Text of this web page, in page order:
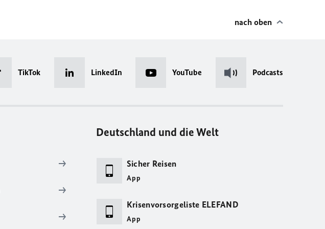
nach oben
TikTok LinkedIn YouTube Podcasts
Deutschland und die Welt
Sicher Reisen
App
Krisenvorsorgeliste ELEFAND
App